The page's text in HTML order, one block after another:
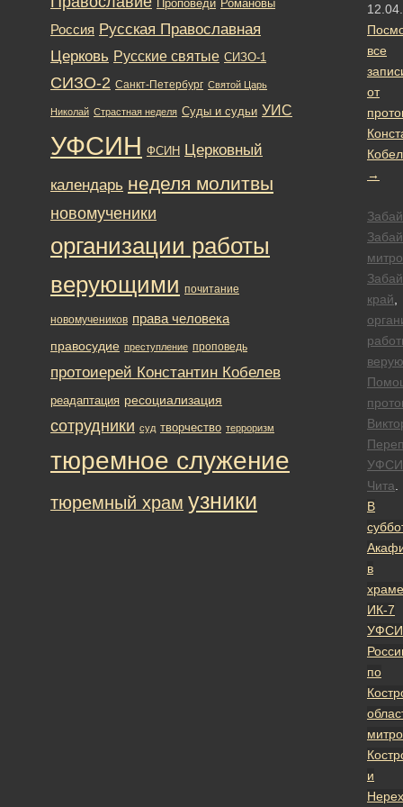
все
от
→
край,
Чита.
В
в
храме
ИК-7
по
и
Проповеди Романовы
Россия Русская Православная
Церковь Русские святые СИЗО-1
СИЗО-2 Санкт-Петербург Святой Царь
Николай Страстная неделя Суды и судьи УИС
УФСИН ФСИН Церковный
календарь неделя молитвы
новомученики
организации работы
верующими почитание
новомучеников права человека
правосудие преступление проповедь
протоиерей Константин Кобелев
реадаптация ресоциализация
сотрудники суд творчество терроризм
тюремное служение
тюремный храм узники